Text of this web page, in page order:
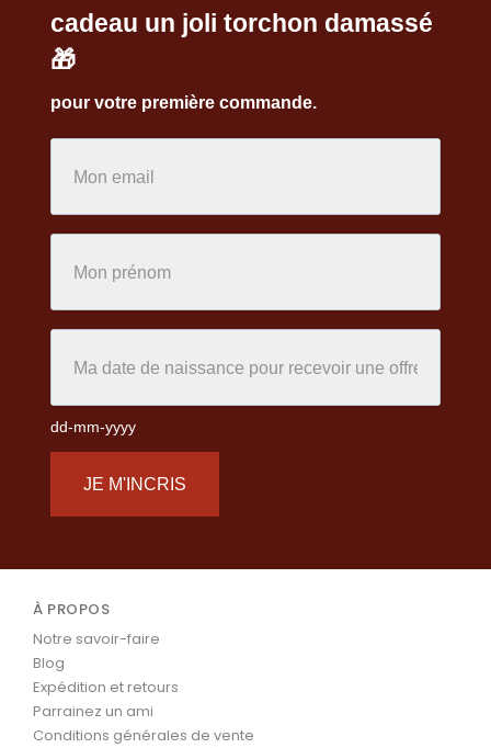
cadeau un joli torchon damassé
🎁
pour votre première commande.
dd-mm-yyyy
JE M'INCRIS
À PROPOS
Notre savoir-faire
Blog
Expédition et retours
Parrainez un ami
Conditions générales de vente